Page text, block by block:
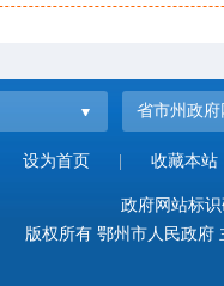
省市州政府
设为首页 收藏本站
政府网站标
版权所有 鄂州市人民政府